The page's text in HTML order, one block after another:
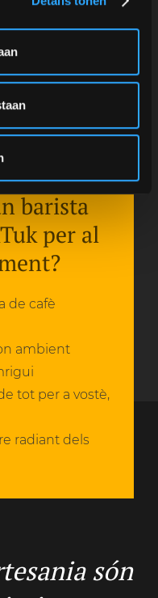
barista
per al
de cafè
ambient
tot per a vostè,
radiant dels
són